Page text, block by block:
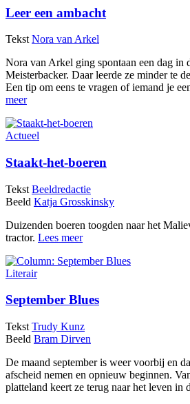
Leer een ambacht
Tekst Nora van Arkel
Nora van Arkel ging spontaan een dag in
Meisterbacker. Daar leerde ze minder te
Een tip om eens te vragen of iemand je
meer
Actueel
Staakt-het-boeren
Tekst Beeldredactie
Beeld Katja Grosskinsky
Duizenden boeren toogden naar het
tractor. Lees meer
Literair
September Blues
Tekst Trudy Kunz
Beeld Bram Dirven
De maand september is weer voorbij en
afscheid nemen en opnieuw beginnen.
platteland keert ze terug naar het leven in